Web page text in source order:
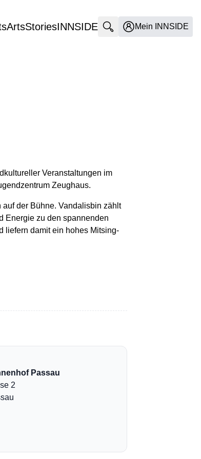
ArtsStoriesINNSIDE Suche öffnenMein INNSIDE
Veranstaltungen im
Zeughaus.
der Bühne. Vandalisbin zählt
Energie zu den spannenden
liefern damit ein hohes Mitsing-
Passau
2